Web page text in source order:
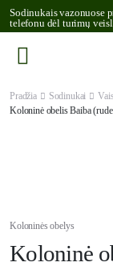
Sodinukais vazonuose
telefonu dėl turimų
Pradžia Sodinukai
Koloninė obelis Baiba
Koloninės obelys
Koloninė